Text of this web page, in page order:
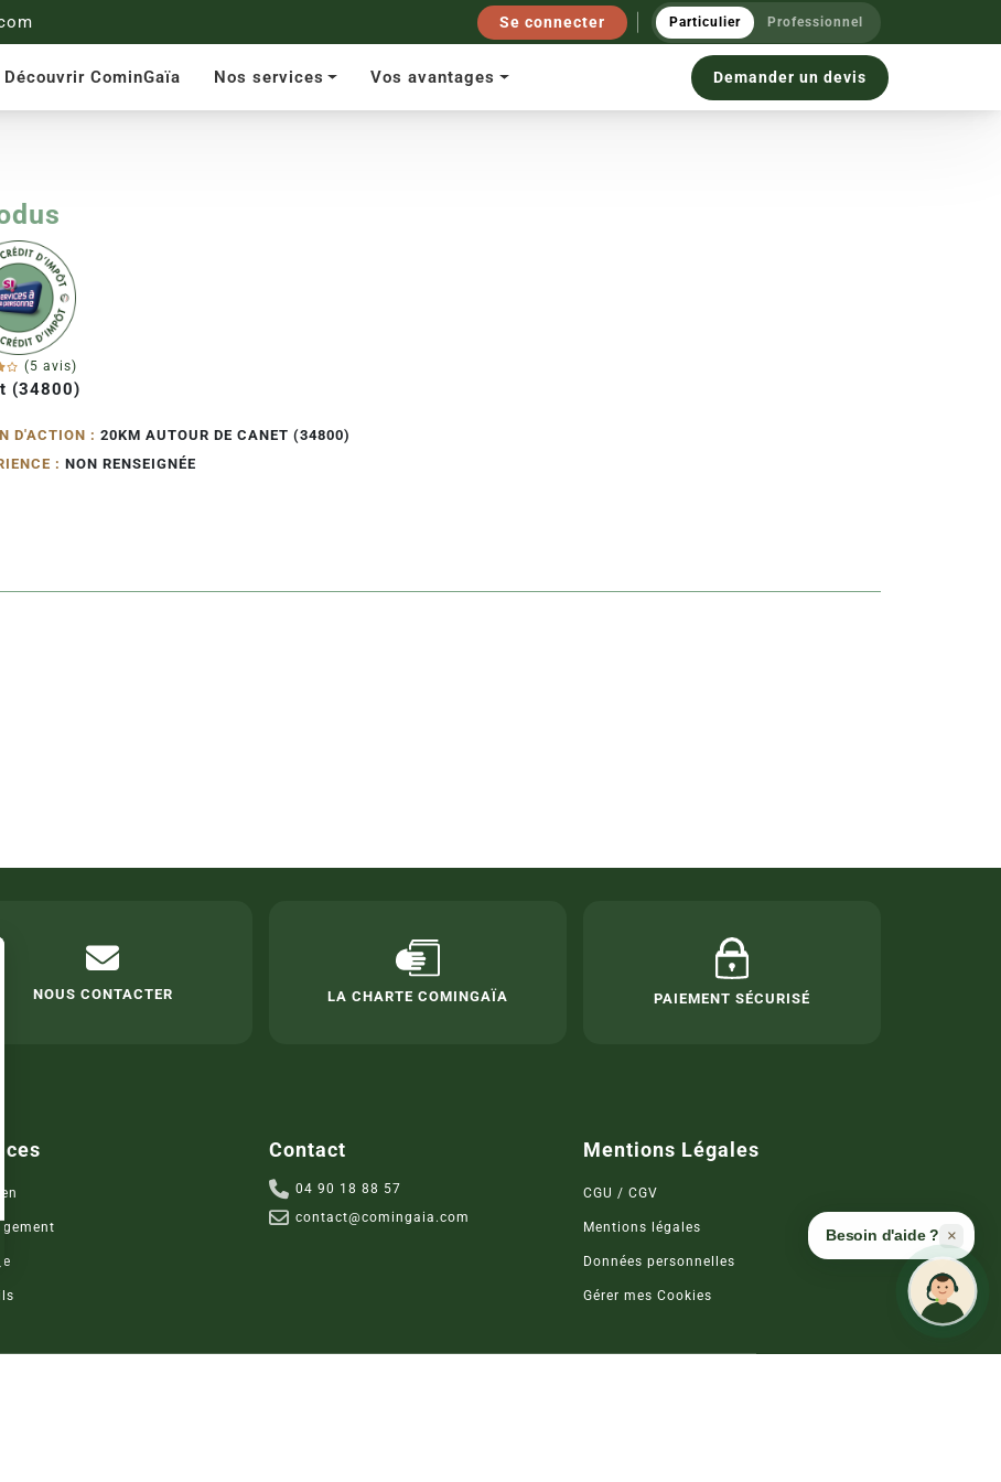
Se connecter Particulier Professionnel
Découvrir CominGaïa Nos services Vos avantages Demander un devis
(5 avis)
(34800)
D'ACTION :20KM AUTOUR DE CANET (34800)
:NON RENSEIGNÉE
NOUS CONTACTER LA CHARTE COMINGAÏA PAIEMENT SÉCURISÉ
Contact
04 90 18 88 57
contact@comingaia.com
Mentions Légales
CGU / CGV
Mentions légales
Données personnelles
Gérer mes Cookies
Besoin d'aide ? ×